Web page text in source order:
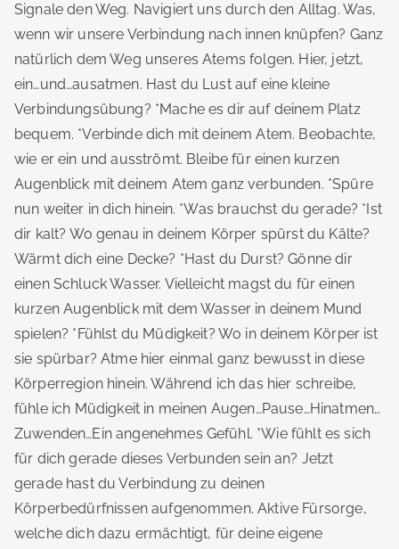
Signale den Weg. Navigiert uns durch den Alltag. Was,
wenn wir unsere Verbindung nach innen knüpfen? Ganz
natürlich dem Weg unseres Atems folgen. Hier, jetzt,
ein…und…ausatmen. Hast du Lust auf eine kleine
Verbindungsübung? *Mache es dir auf deinem Platz
bequem. *Verbinde dich mit deinem Atem. Beobachte,
wie er ein und ausströmt. Bleibe für einen kurzen
Augenblick mit deinem Atem ganz verbunden. *Spüre
nun weiter in dich hinein. *Was brauchst du gerade? *Ist
dir kalt? Wo genau in deinem Körper spürst du Kälte?
Wärmt dich eine Decke? *Hast du Durst? Gönne dir
einen Schluck Wasser. Vielleicht magst du für einen
kurzen Augenblick mit dem Wasser in deinem Mund
spielen? *Fühlst du Müdigkeit? Wo in deinem Körper ist
sie spürbar? Atme hier einmal ganz bewusst in diese
Körperregion hinein. Während ich das hier schreibe,
fühle ich Müdigkeit in meinen Augen…Pause…Hinatmen…
Zuwenden…Ein angenehmes Gefühl. *Wie fühlt es sich
für dich gerade dieses Verbunden sein an? Jetzt
gerade hast du Verbindung zu deinen
Körperbedürfnissen aufgenommen. Aktive Fürsorge,
welche dich dazu ermächtigt, für deine eigene